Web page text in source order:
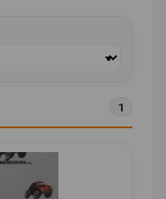
1